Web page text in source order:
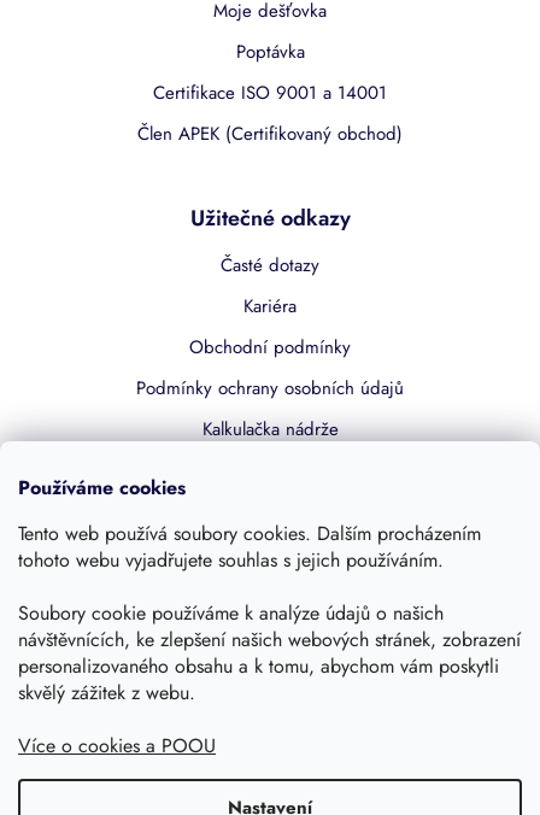
Používáme cookies
Tento web používá soubory cookies. Dalším procházením
tohoto webu vyjadřujete souhlas s jejich používáním.
Soubory cookie používáme k analýze údajů o našich
návštěvnících, ke zlepšení našich webových stránek, zobrazení
personalizovaného obsahu a k tomu, abychom vám poskytli
skvělý zážitek z webu.
Více o cookies a POOU
Nastavení
Moje dešťovka
Poptávka
Certifikace ISO 9001 a 14001
Člen APEK (Certifikovaný obchod)
Užitečné odkazy
Časté dotazy
Kariéra
Obchodní podmínky
Podmínky ochrany osobních údajů
Kalkulačka nádrže
Kontakty
Sledujte nás